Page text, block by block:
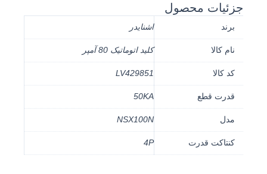
جزئیات محصول
اشنایدر
نام کالا کلید اتوماتیک 80 آمپر
کد کالا LV429851
قدرت قطع 50KA
NSX100N
کنتاکت قدرت